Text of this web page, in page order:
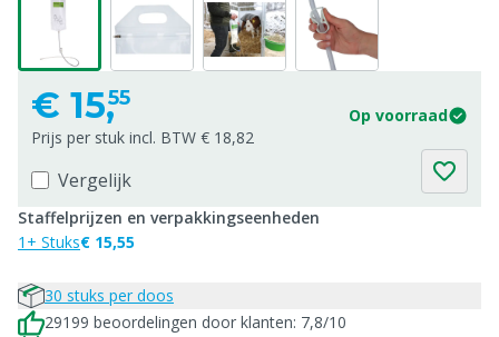
€ 15,55
Op voorraad
Prijs per stuk incl. BTW € 18,82
Vergelijk
Staffelprijzen en verpakkingseenheden
1+ Stuks€ 15,55
30 stuks per doos
29199 beoordelingen door klanten: 7,8/10